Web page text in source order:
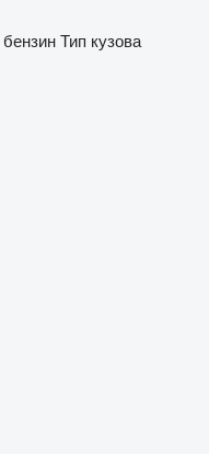
бензин Тип кузова